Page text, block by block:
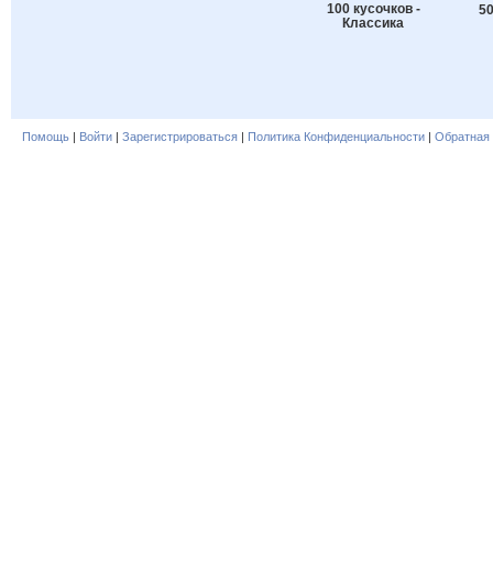
100 кусочков -
Классика
Помощь | Войти | Зарегистрироваться | Политика Конфиденциальности | Обратная